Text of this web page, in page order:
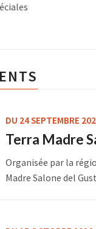
DU 24 SEPTEMBRE
Terra Madre
Organisée par la
Madre Salone del